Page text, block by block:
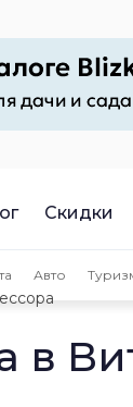
Скидки
Авто
в